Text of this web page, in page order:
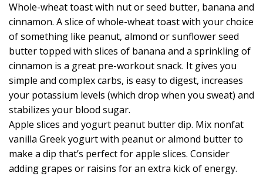
Whole-wheat toast with nut or seed butter, banana and
cinnamon. A slice of whole-wheat toast with your choice
of something like peanut, almond or sunflower seed
butter topped with slices of banana and a sprinkling of
cinnamon is a great pre-workout snack. It gives you
simple and complex carbs, is easy to digest, increases
your potassium levels (which drop when you sweat) and
stabilizes your blood sugar.
Apple slices and yogurt peanut butter dip. Mix nonfat
vanilla Greek yogurt with peanut or almond butter to
make a dip that’s perfect for apple slices. Consider
adding grapes or raisins for an extra kick of energy.